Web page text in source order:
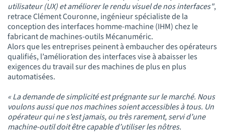
utilisateur (UX) et améliorer le rendu visuel de nos interfaces",
retrace Clément Couronne, ingénieur spécialiste de la
conception des interfaces homme-machine (IHM) chez le
fabricant de machines-outils Mécanuméric.
Alors que les entreprises peinent à embaucher des opérateurs
qualifiés, l’amélioration des interfaces vise à abaisser les
exigences du travail sur des machines de plus en plus
automatisées.
« La demande de simplicité est prégnante sur le marché. Nous
voulons aussi que nos machines soient accessibles à tous. Un
opérateur qui ne s’est jamais, ou très rarement, servi d’une
machine-outil doit être capable d’utiliser les nôtres.